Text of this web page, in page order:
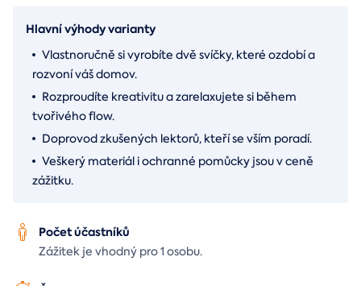
Hlavní výhody varianty
Vlastnoručně si vyrobíte dvě svíčky, které ozdobí a
rozvoní váš domov.
Rozproudíte kreativitu a zarelaxujete si během
tvořivého flow.
Doprovod zkušených lektorů, kteří se vším poradí.
Veškerý materiál i ochranné pomůcky jsou v ceně
zážitku.
Počet účastníků
Zážitek je vhodný pro 1 osobu.